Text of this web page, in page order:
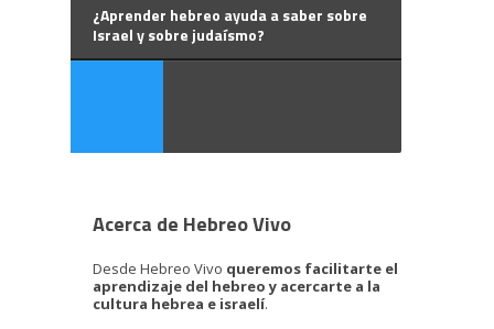
¿Aprender hebreo ayuda a saber sobre
Israel y sobre judaísmo?
Acerca de Hebreo Vivo
Desde Hebreo Vivo queremos facilitarte el
aprendizaje del hebreo y acercarte a la
cultura hebrea e israelí.